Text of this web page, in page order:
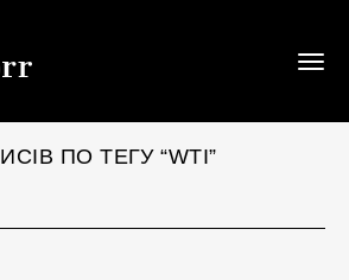
ПО ТЕГУ “WTI”